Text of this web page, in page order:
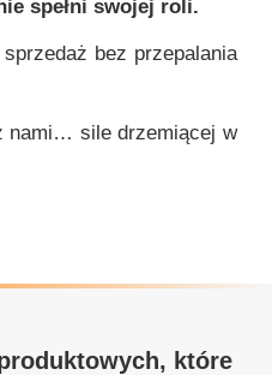
spełni swojej roli.
bez przepalania
nami… sile drzemiącej w
które